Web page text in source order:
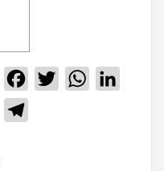
Facebook
TwitterWhatsApp